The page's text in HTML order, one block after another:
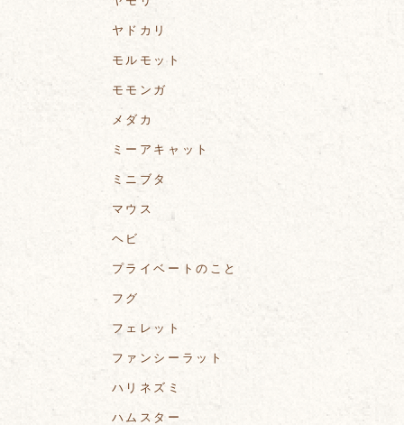
ヤドカリ
モルモット
モモンガ
メダカ
ミーアキャット
ミニブタ
マウス
ヘビ
プライベートのこと
フグ
フェレット
ファンシーラット
ハリネズミ
ハムスター